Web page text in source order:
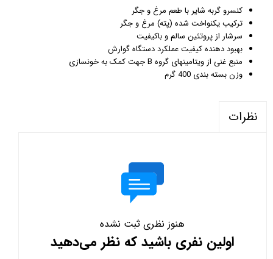
کنسرو گربه شایر با طعم مرغ و جگر
ترکیب یکنواخت شده (پته) مرغ و جگر
سرشار از پروتئین سالم و باکیفیت
بهبود دهنده کیفیت عملکرد دستگاه گوارش
منبع غنی از ویتامینهای گروه B جهت کمک به خونسازی
وزن بسته بندی 400 گرم
نظرات
هنوز نظری ثبت نشده
اولین نفری باشید که نظر می‌دهید